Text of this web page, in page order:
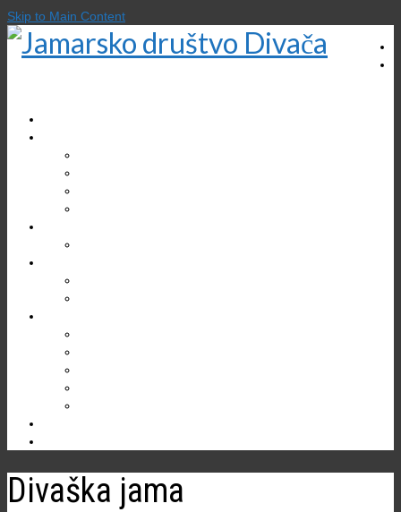
Skip to Main Content
Divaška jama